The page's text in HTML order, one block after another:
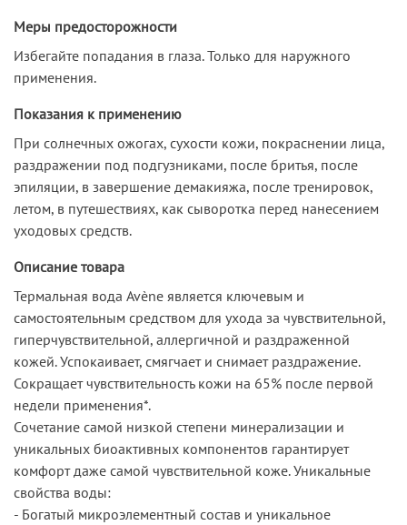
Меры предосторожности
Избегайте попадания в глаза. Только для наружного
применения.
Показания к применению
При солнечных ожогах, сухости кожи, покраснении лица,
раздражении под подгузниками, после бритья, после
эпиляции, в завершение демакияжа, после тренировок,
летом, в путешествиях, как сыворотка перед нанесением
уходовых средств.
Описание товара
Термальная вода Avène является ключевым и
самостоятельным средством для ухода за чувствительной,
гиперчувствительной, аллергичной и раздраженной
кожей. Успокаивает, смягчает и снимает раздражение.
Сокращает чувствительность кожи на 65% после первой
недели применения*.
Сочетание самой низкой степени минерализации и
уникальных биоактивных компонентов гарантирует
комфорт даже самой чувствительной коже. Уникальные
свойства воды:
- Богатый микроэлементный состав и уникальное